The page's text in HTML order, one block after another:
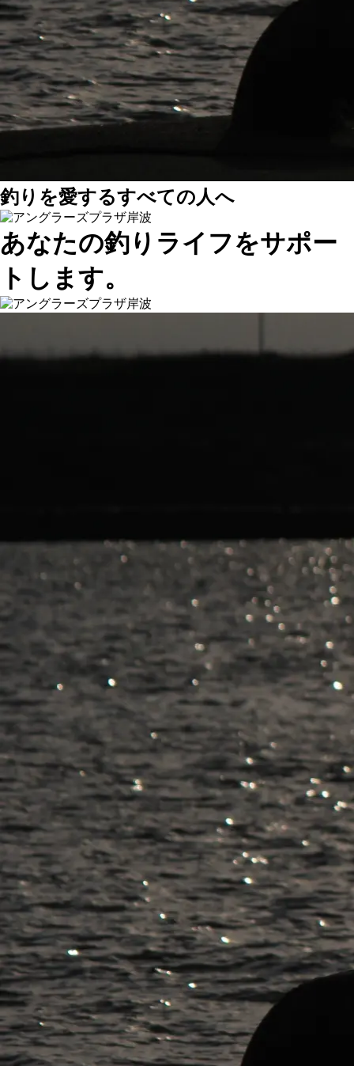
釣りを愛するすべての人へ
あなたの釣りライフをサポー
トします。